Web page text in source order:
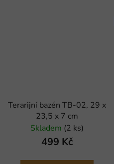
Terarijní bazén TB-02, 29 x
23,5 x 7 cm
Skladem (2 ks)
499 Kč